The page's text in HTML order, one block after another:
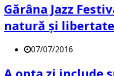
Gărâna Jazz
natură și libertate
07/07/2016